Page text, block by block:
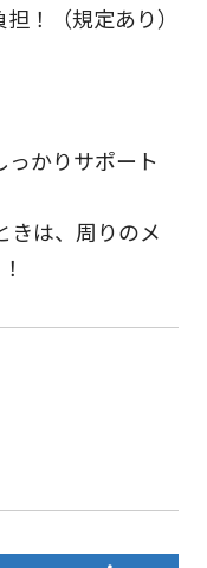
！（規定あり）
っかりサポート
きは、周りのメ